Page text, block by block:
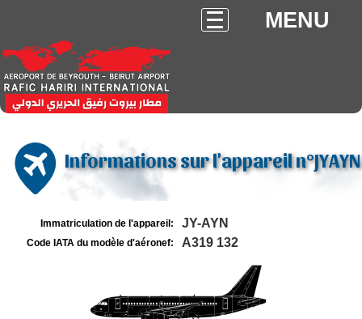
MENU
Informations sur l'appareil n°JYAYN
Immatriculation de l'appareil: JY-AYN
Code IATA du modèle d'aéronef: A319 132